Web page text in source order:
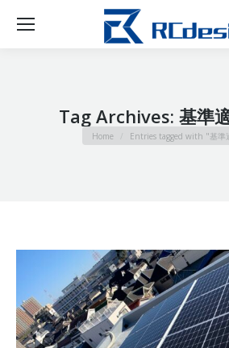
Tag Archives: 基準
You are here:
Home Entries tagged with "基準